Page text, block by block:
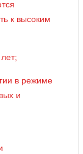
к высоким
в режиме
и